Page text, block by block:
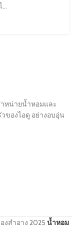
หน่ายน้ำหอมและ
ของไอดู อย่างอบอุ่น
งสำอาง 2025 น้ำหอม